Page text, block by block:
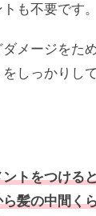
も不要です。
メージをた
しっかりし
トをつける
髪の中間く